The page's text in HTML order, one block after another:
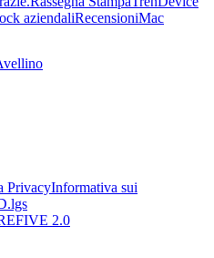
aziendaliRecensioniMac
PrivacyInformativa sui
2.0